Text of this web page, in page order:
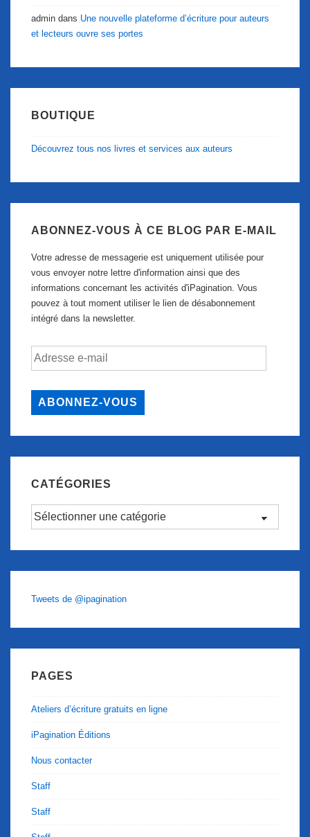
admin dans Une nouvelle plateforme d’écriture pour auteurs
et lecteurs ouvre ses portes
BOUTIQUE
Découvrez tous nos livres et services aux auteurs
ABONNEZ-VOUS À CE BLOG PAR E-MAIL
Votre adresse de messagerie est uniquement utilisée pour
vous envoyer notre lettre d'information ainsi que des
informations concernant les activités d'iPagination. Vous
pouvez à tout moment utiliser le lien de désabonnement
intégré dans la newsletter.
Adresse
e-
ABONNEZ-VOUS
CATÉGORIES
Catégories
Tweets de @ipagination
PAGES
Ateliers d’écriture gratuits en ligne
iPagination Éditions
Nous contacter
Staff
Staff